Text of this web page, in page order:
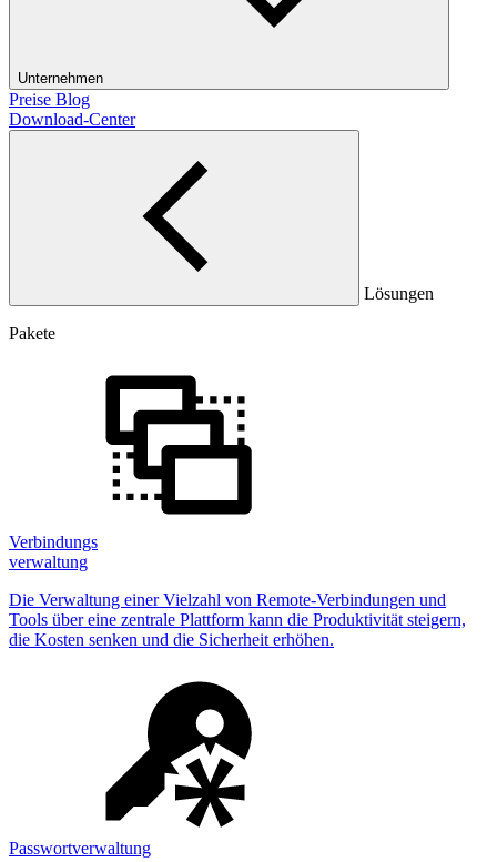
Unternehmen
Preise Blog
Download-Center
Lösungen
Pakete
Verbindungs
verwaltung
Die Verwaltung einer Vielzahl von Remote-Verbindungen und
Tools über eine zentrale Plattform kann die Produktivität steigern,
die Kosten senken und die Sicherheit erhöhen.
Passwortverwaltung